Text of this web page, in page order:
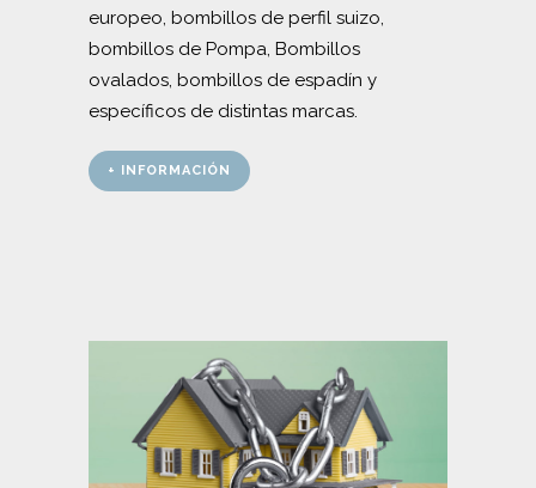
europeo, bombillos de perfil suizo,
bombillos de Pompa, Bombillos
ovalados, bombillos de espadín y
específicos de distintas marcas.
+ INFORMACIÓN